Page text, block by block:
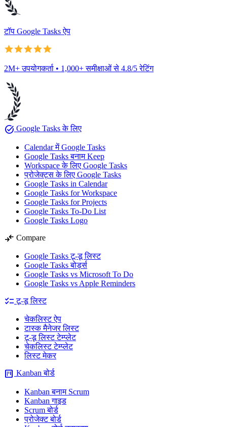
टॉप Google Tasks ऐप
2M+ उपयोगकर्ता • 1,000+ समीक्षाओं से 4.8/5 रेटिंग
task_alt Google Tasks के लिए
Calendar में Google Tasks
Google Tasks बनाम Keep
Workspace के लिए Google Tasks
प्रोजेक्ट्स के लिए Google Tasks
Google Tasks in Calendar
Google Tasks for Workspace
Google Tasks for Projects
Google Tasks To-Do List
Google Tasks Logo
compare_arrows Compare
Google Tasks टू-डू लिस्ट
Google Tasks बोर्ड्स
Google Tasks vs Microsoft To Do
Google Tasks vs Apple Reminders
checklist टू-डू लिस्ट
चेकलिस्ट ऐप
टास्क मैनेजर लिस्ट
टू-डू लिस्ट टेम्प्लेट
चेकलिस्ट टेम्प्लेट
लिस्ट मेकर
view_kanban Kanban बोर्ड
Kanban बनाम Scrum
Kanban गाइड
Scrum बोर्ड
प्रोजेक्ट बोर्ड